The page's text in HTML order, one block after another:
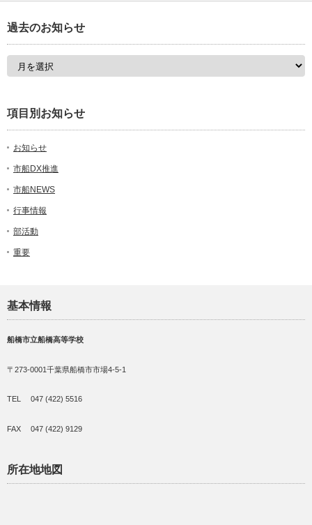
過去のお知らせ
項目別お知らせ
お知らせ
市船DX推進
市船NEWS
行事情報
部活動
重要
基本情報
船橋市立船橋高等学校
〒273-0001千葉県船橋市市場4-5-1
TEL 047 (422) 5516
FAX 047 (422) 9129
所在地地図